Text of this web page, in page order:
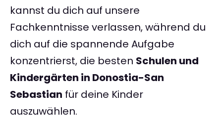
kannst du dich auf unsere
Fachkenntnisse verlassen, während du
dich auf die spannende Aufgabe
konzentrierst, die besten Schulen und
Kindergärten in Donostia-San
Sebastian für deine Kinder
auszuwählen.